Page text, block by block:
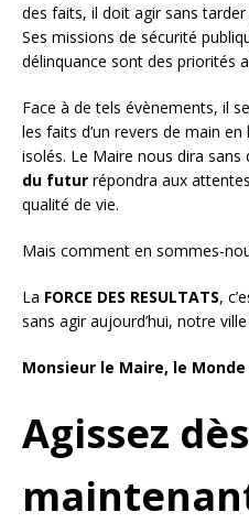
des faits, il doit agir sans
Ses missions de sécurité
délinquance sont des priorités
Face à de tels évènements, il
les faits d’un revers de main
isolés. Le Maire nous dira sans
du futur répondra aux
qualité de vie.
Mais comment en sommes-
La FORCE DES RESULTATS,
sans agir aujourd’hui, notre
Monsieur le Maire, le
Agissez dès